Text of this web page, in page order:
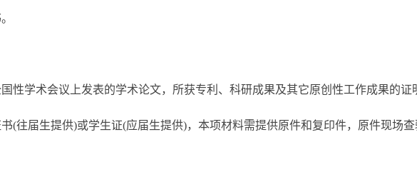
学术会议上发表的学术论文，所获专利、科研成果及其它原创性工作成果的证
届生提供)或学生证(应届生提供)，本项材料需提供原件和复印件，原件现场查